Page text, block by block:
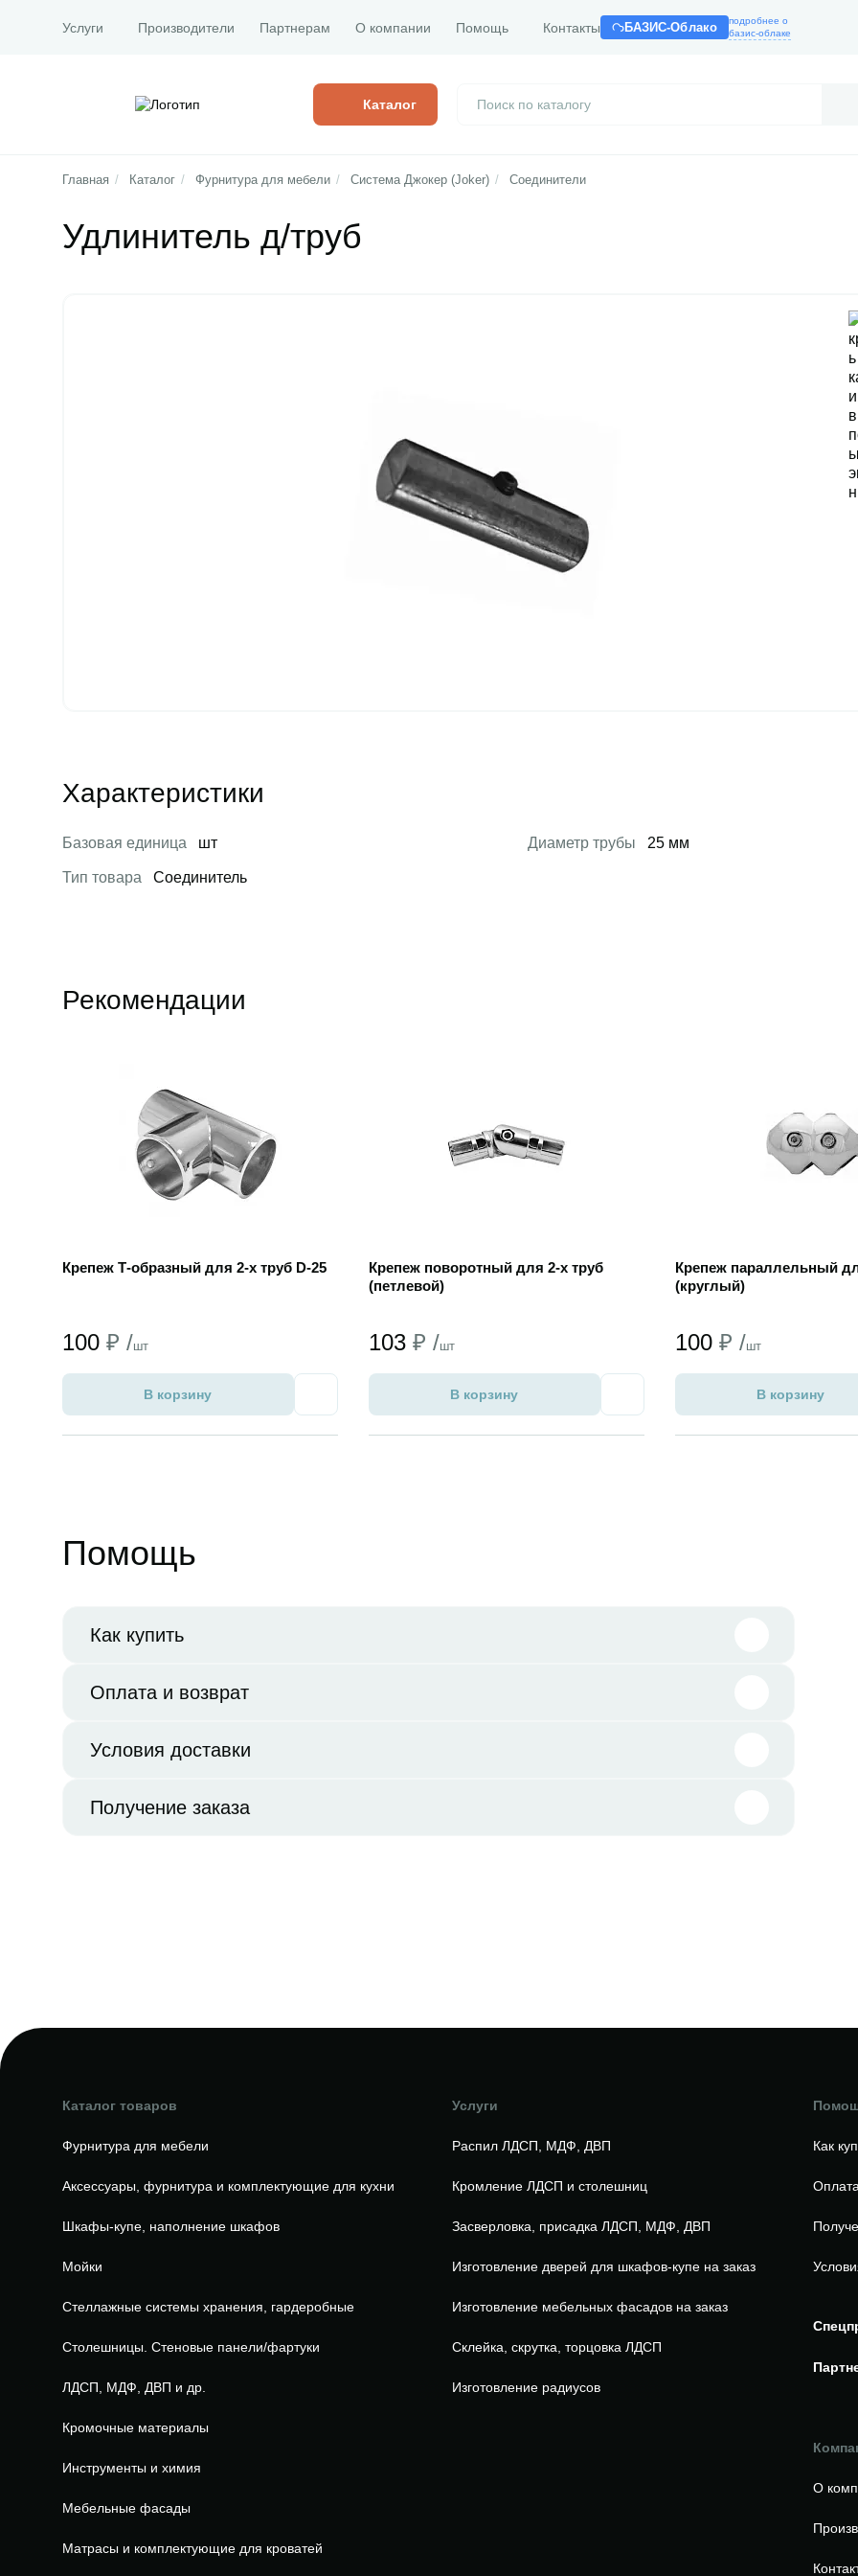
Услуги Производители Партнерам О компании Помощь Контакты БАЗИС-Облако
подробнее о
базис-облаке
Каталог
Главная / Каталог / Фурнитура для мебели / Система Джокер (Joker) / Соединители
Удлинитель д/труб
Характеристики
Базовая единица шт Диаметр трубы 25 мм
Тип товара Соединитель
Рекомендации
Крепеж Т-образный для 2-х труб D-25
100 ₽ /шт
В корзину
Крепеж поворотный для 2-х труб
(петлевой)
103 ₽ /шт
В корзину
Крепеж параллельный
(круглый)
100 ₽ /шт
В корзину
Помощь
Как купить
Оплата и возврат
Условия доставки
Получение заказа
Каталог товаров
Фурнитура для мебели
Аксессуары, фурнитура и комплектующие для кухни
Шкафы-купе, наполнение шкафов
Мойки
Стеллажные системы хранения, гардеробные
Столешницы. Стеновые панели/фартуки
ЛДСП, МДФ, ДВП и др.
Кромочные материалы
Инструменты и химия
Мебельные фасады
Матрасы и комплектующие для кроватей
Услуги
Распил ЛДСП, МДФ, ДВП
Кромление ЛДСП и столешниц
Засверловка, присадка ЛДСП, МДФ, ДВП
Изготовление дверей для шкафов-купе на заказ
Изготовление мебельных фасадов на заказ
Склейка, скрутка, торцовка ЛДСП
Изготовление радиусов
Как
О